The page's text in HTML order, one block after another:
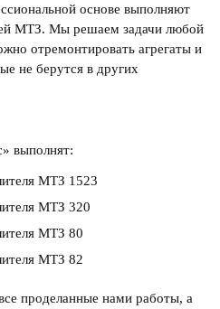
основе выполняют
МТЗ. Мы решаем задачи любой
отремонтировать агрегаты и
не берутся в других
выполнят:
МТЗ 1523
МТЗ 320
МТЗ 80
МТЗ 82
проделанные нами работы, а